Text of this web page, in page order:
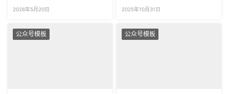
词？
2026年5月20日 2025年10月31日
公众号模板 公众号模板